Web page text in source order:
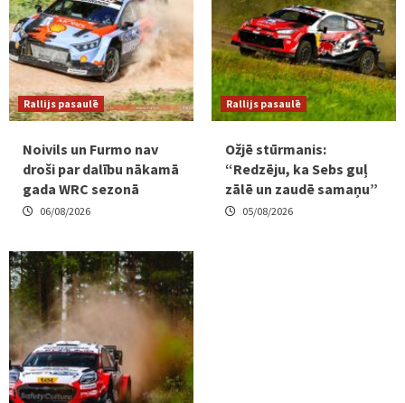
Rallijs pasaulē
Noivils un Furmo nav
droši par dalību nākamā
gada WRC sezonā
06/08/2026
Rallijs pasaulē
Ožjē stūrmanis:
“Redzēju, ka Sebs guļ
zālē un zaudē samaņu”
05/08/2026